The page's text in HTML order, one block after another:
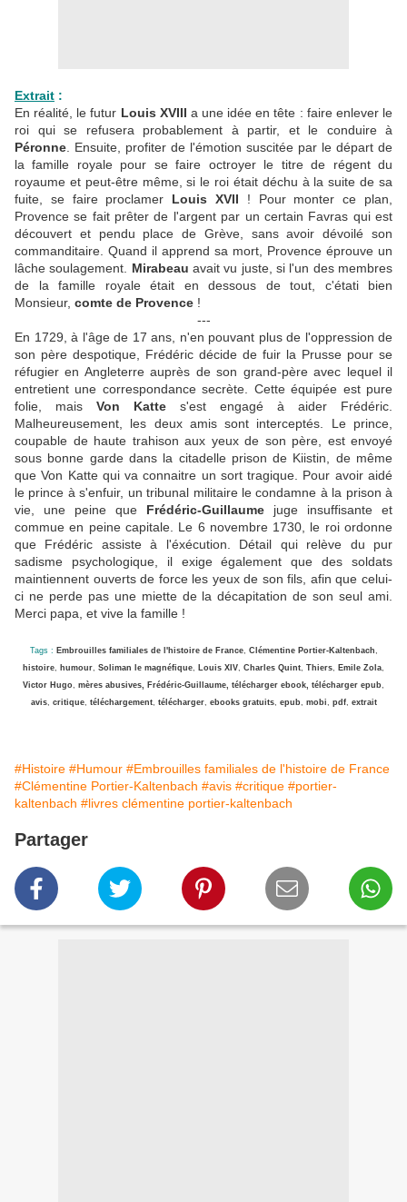
Extrait :
En réalité, le futur Louis XVIII a une idée en tête : faire enlever le
roi qui se refusera probablement à partir, et le conduire à
Péronne . Ensuite, profiter de l'émotion suscitée par le départ de
la famille royale pour se faire octroyer le titre de régent du
royaume et peut-être même, si le roi était déchu à la suite de sa
fuite, se faire proclamer Louis XVII ! Pour monter ce plan,
Provence se fait prêter de l'argent par un certain Favras qui est
découvert et pendu place de Grève, sans avoir dévoilé son
commanditaire. Quand il apprend sa mort, Provence éprouve un
lâche soulagement. Mirabeau avait vu juste, si l'un des membres
de la famille royale était en dessous de tout, c'étati bien
Monsieur, comte de Provence !
---
En 1729, à l'âge de 17 ans, n'en pouvant plus de l'oppression de
son père despotique, Frédéric décide de fuir la Prusse pour se
réfugier en Angleterre auprès de son grand-père avec lequel il
entretient une correspondance secrète. Cette équipée est pure
folie, mais Von Katte s'est engagé à aider Frédéric.
Malheureusement, les deux amis sont interceptés. Le prince,
coupable de haute trahison aux yeux de son père, est envoyé
sous bonne garde dans la citadelle prison de Kiistin, de même
que Von Katte qui va connaitre un sort tragique. Pour avoir aidé
le prince à s'enfuir, un tribunal militaire le condamne à la prison à
vie, une peine que Frédéric-Guillaume juge insuffisante et
commue en peine capitale. Le 6 novembre 1730, le roi ordonne
que Frédéric assiste à l'éxécution. Détail qui relève du pur
sadisme psychologique, il exige également que des soldats
maintiennent ouverts de force les yeux de son fils, afin que celui-
ci ne perde pas une miette de la décapitation de son seul ami.
Merci papa, et vive la famille !
Tags : Embrouilles familiales de l'histoire de France, Clémentine Portier-Kaltenbach,
histoire, humour, Soliman le magnéfique, Louis XIV, Charles Quint, Thiers, Emile Zola,
Victor Hugo, mères abusives, Frédéric-Guillaume, télécharger ebook, télécharger epub,
avis, critique, téléchargement, télécharger, ebooks gratuits, epub, mobi, pdf, extrait
#Histoire #Humour #Embrouilles familiales de l'histoire de France
#Clémentine Portier-Kaltenbach #avis #critique #portier-
kaltenbach #livres clémentine portier-kaltenbach
Partager